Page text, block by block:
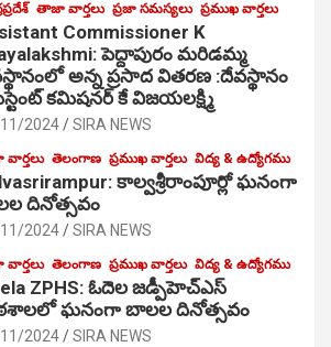
తాజా వార్తలు ప్రజా సమస్యలు ప్రముఖ వార్తలు
Commissioner K
పెద్దాపురం మరిడమ్మ
అన్న ప్రసాద వితరణ :దేవస్థానం
కమిషనర్ కే విజయలక్ష్మి
2024 SIRA NEWS
తెలంగాణ ప్రముఖ వార్తలు విద్య & ఉద్యోగము
కాల్వశ్రీరాంపూర్లో ఘనంగా
దినోత్సవం
2024 SIRA NEWS
తెలంగాణ ప్రముఖ వార్తలు విద్య & ఉద్యోగము
ZPHS: ఓదెల జ‌డ్పీహెచ్ఎస్
ఘనంగా బాలల దినోత్సవం
2024 SIRA NEWS